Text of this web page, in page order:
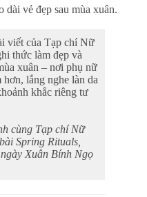
dài vẻ đẹp sau mùa xuân.
viết của Tạp chí Nữ
thức làm đẹp và
xuân – nơi phụ nữ
lắng nghe làn da
khắc riêng tư
cùng Tạp chí Nữ
Spring Rituals,
Xuân Bính Ngọ